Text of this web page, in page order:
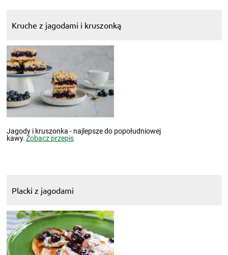
Kruche z jagodami i kruszonką
Jagody i kruszonka - najlepsze do popołudniowej
kawy.Zobacz przepis
Placki z jagodami